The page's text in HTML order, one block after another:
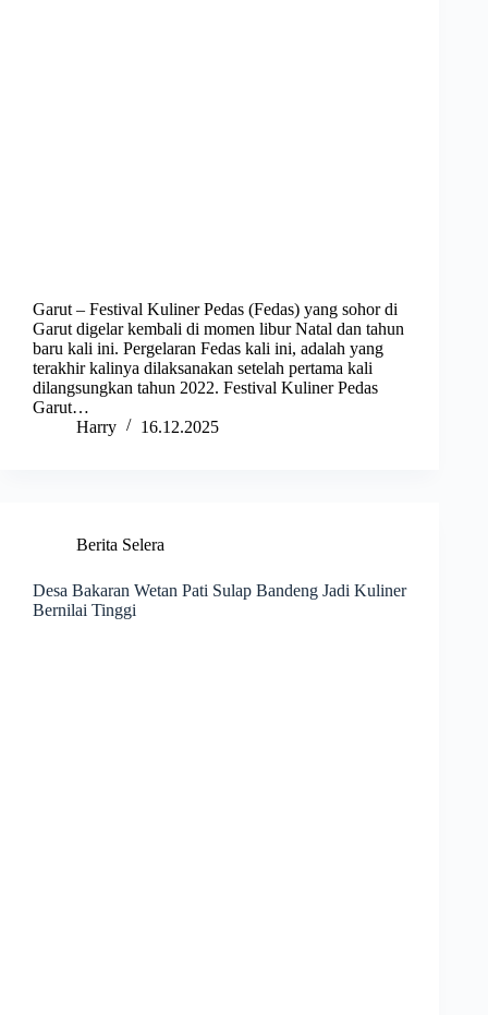
Garut – Festival Kuliner Pedas (Fedas) yang sohor di
Garut digelar kembali di momen libur Natal dan tahun
baru kali ini. Pergelaran Fedas kali ini, adalah yang
terakhir kalinya dilaksanakan setelah pertama kali
dilangsungkan tahun 2022. Festival Kuliner Pedas
Garut…
Harry
16.12.2025
Berita Selera
Desa Bakaran Wetan Pati Sulap Bandeng Jadi Kuliner
Bernilai Tinggi